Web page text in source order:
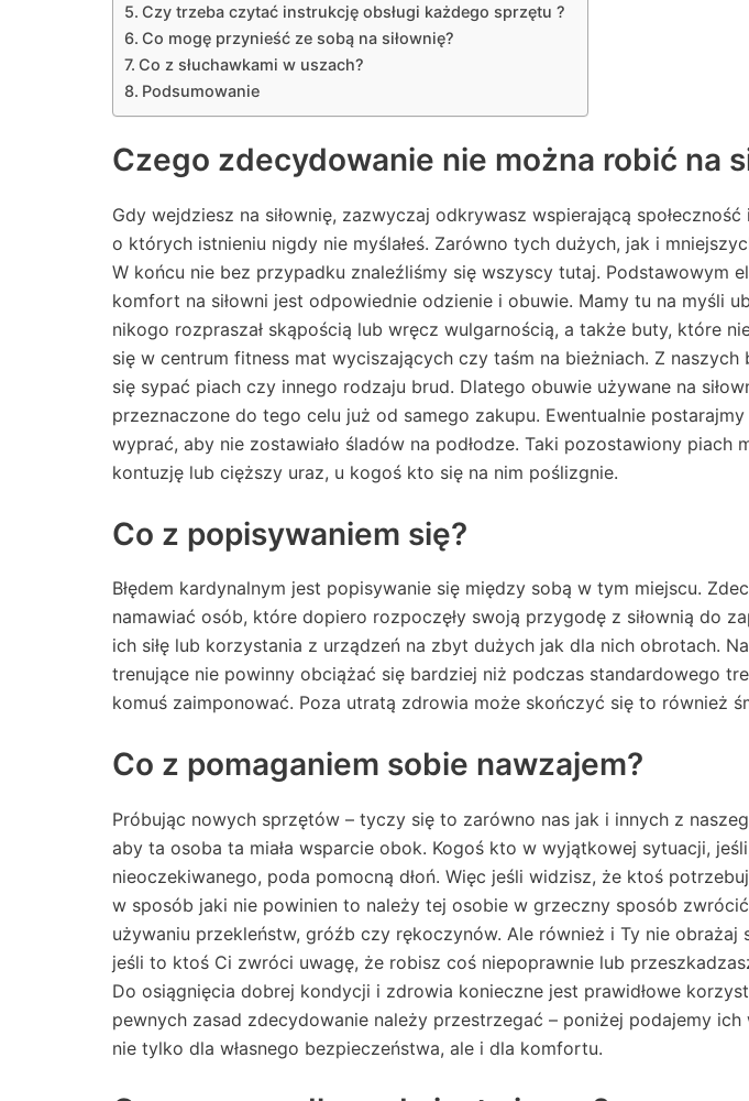
Czy trzeba czytać instrukcję obsługi każdego sprzętu ?
Co mogę przynieść ze sobą na siłownię?
Co z słuchawkami w uszach?
Podsumowanie
Czego zdecydowanie nie można robić na
Gdy wejdziesz na siłownię, zazwyczaj odkrywasz wspierającą społeczność
o których istnieniu nigdy nie myślałeś. Zarówno tych dużych, jak i
W końcu nie bez przypadku znaleźliśmy się wszyscy tutaj. Podstawowym
komfort na siłowni jest odpowiednie odzienie i obuwie. Mamy tu na myśli
nikogo rozpraszał skąpością lub wręcz wulgarnością, a także buty, które
się w centrum fitness mat wyciszających czy taśm na bieżniach. Z
się sypać piach czy innego rodzaju brud. Dlatego obuwie używane na
przeznaczone do tego celu już od samego zakupu. Ewentualnie
wyprać, aby nie zostawiało śladów na podłodze. Taki pozostawiony piach
kontuzję lub cięższy uraz, u kogoś kto się na nim poślizgnie.
Co z popisywaniem się?
Błędem kardynalnym jest popisywanie się między sobą w tym miejscu.
namawiać osób, które dopiero rozpoczęły swoją przygodę z siłownią do
ich siłę lub korzystania z urządzeń na zbyt dużych jak dla nich obrotach.
trenujące nie powinny obciążać się bardziej niż podczas standardowego
komuś zaimponować. Poza utratą zdrowia może skończyć się to również
Co z pomaganiem sobie nawzajem?
Próbując nowych sprzętów – tyczy się to zarówno nas jak i innych z
aby ta osoba ta miała wsparcie obok. Kogoś kto w wyjątkowej sytuacji,
nieoczekiwanego, poda pomocną dłoń. Więc jeśli widzisz, że ktoś
w sposób jaki nie powinien to należy tej osobie w grzeczny sposób
używaniu przekleństw, gróźb czy rękoczynów. Ale również i Ty nie obrażaj
jeśli to ktoś Ci zwróci uwagę, że robisz coś niepoprawnie lub
Do osiągnięcia dobrej kondycji i zdrowia konieczne jest prawidłowe
pewnych zasad zdecydowanie należy przestrzegać – poniżej podajemy ich
nie tylko dla własnego bezpieczeństwa, ale i dla komfortu.